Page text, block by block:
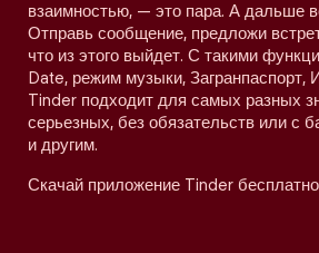
взаимностью, — это пара. А дальше
Отправь сообщение, предложи
что из этого выйдет. С такими
Date, режим музыки, Загранпаспорт,
Tinder подходит для самых разных
серьезных, без обязательств или с
и другим.
Скачай приложение Tinder